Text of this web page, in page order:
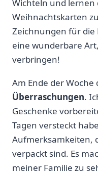
Wichteln und lernen
Weihnachtskarten
Zeichnungen für die
eine wunderbare⁢
verbringen!
Am Ende der
Überraschungen.
Geschenke
Tagen versteckt
⁢Aufmerksamkeiten,
verpackt sind. Es
meiner Familie zu